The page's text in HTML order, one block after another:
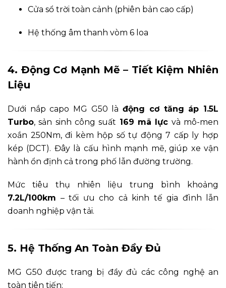
Cửa sổ trời toàn cảnh (phiên bản cao cấp)
Hệ thống âm thanh vòm 6 loa
4. Động Cơ Mạnh Mẽ – Tiết Kiệm Nhiên
Liệu
Dưới nắp capo MG G50 làđộng cơ tăng áp 1.5L
Turbo, sản sinh công suất 169 mã lực và mô-men
xoắn 250Nm, đi kèm hộp số tự động 7 cấp ly hợp
kép (DCT). Đây là cấu hình mạnh mẽ, giúp xe vận
hành ổn định cả trong phố lẫn đường trường.
Mức tiêu thụ nhiên liệu trung bình khoảng
7.2L/100km – tối ưu cho cả kinh tế gia đình lẫn
doanh nghiệp vận tải.
5. Hệ Thống An Toàn Đầy Đủ
MG G50 được trang bị đầy đủ các công nghệ an
toàn tiên tiến: